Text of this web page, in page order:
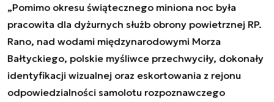
„Pomimo okresu świątecznego miniona noc była
pracowita dla dyżurnych służb obrony powietrznej RP.
Rano, nad wodami międzynarodowymi Morza
Bałtyckiego, polskie myśliwce przechwyciły, dokonały
identyfikacji wizualnej oraz eskortowania z rejonu
odpowiedzialności samolotu rozpoznawczego